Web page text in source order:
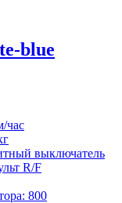
blue
час
выключатель
R/F
800